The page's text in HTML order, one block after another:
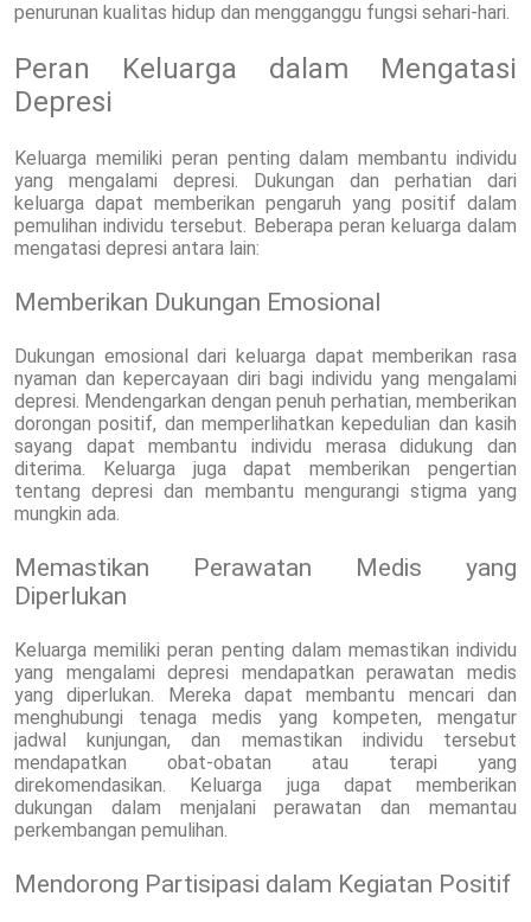
penurunan kualitas hidup dan mengganggu fungsi sehari-hari.
Peran Keluarga dalam Mengatasi
Depresi
Keluarga memiliki peran penting dalam membantu individu
yang mengalami depresi. Dukungan dan perhatian dari
keluarga dapat memberikan pengaruh yang positif dalam
pemulihan individu tersebut. Beberapa peran keluarga dalam
mengatasi depresi antara lain:
Memberikan Dukungan Emosional
Dukungan emosional dari keluarga dapat memberikan rasa
nyaman dan kepercayaan diri bagi individu yang mengalami
depresi. Mendengarkan dengan penuh perhatian, memberikan
dorongan positif, dan memperlihatkan kepedulian dan kasih
sayang dapat membantu individu merasa didukung dan
diterima. Keluarga juga dapat memberikan pengertian
tentang depresi dan membantu mengurangi stigma yang
mungkin ada.
Memastikan Perawatan Medis yang
Diperlukan
Keluarga memiliki peran penting dalam memastikan individu
yang mengalami depresi mendapatkan perawatan medis
yang diperlukan. Mereka dapat membantu mencari dan
menghubungi tenaga medis yang kompeten, mengatur
jadwal kunjungan, dan memastikan individu tersebut
mendapatkan obat-obatan atau terapi yang
direkomendasikan. Keluarga juga dapat memberikan
dukungan dalam menjalani perawatan dan memantau
perkembangan pemulihan.
Mendorong Partisipasi dalam Kegiatan Positif